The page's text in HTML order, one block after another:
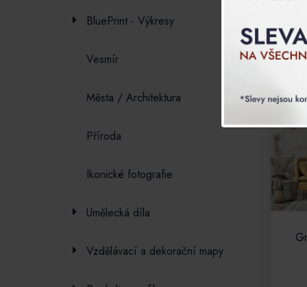
BluePrint - Výkresy
Vesmí­r
Města / Architektura
Příroda
Ikonické fotografie
Umělecká díla
Vzdělávací a dekorační mapy